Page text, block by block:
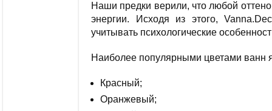
Наши предки верили, что любой
энергии. Исходя из этого,
учитывать психологические
Наиболее популярными цветами ванн
Красный;
Оранжевый;